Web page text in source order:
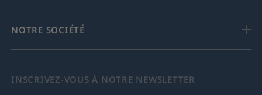
NOTRE SOCIÉTÉ
INSCRIVEZ-VOUS À NOTRE NEWSLETTER